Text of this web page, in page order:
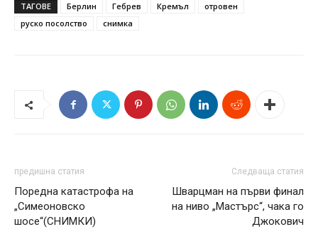
ТАГОВЕ Берлин Гебрев Кремъл
отровен
руско посолство
снимка
предишна статия
Поредна катастрофа на
„Симеоновско
шосе“(СНИМКИ)
Следваща статия
Шварцман на първи финал
на ниво „Мастърс“, чака го
Джокович